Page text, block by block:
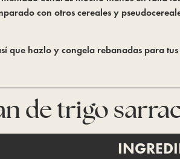
con otros cereales y
que hazlo y congela rebanadas para
de trigo